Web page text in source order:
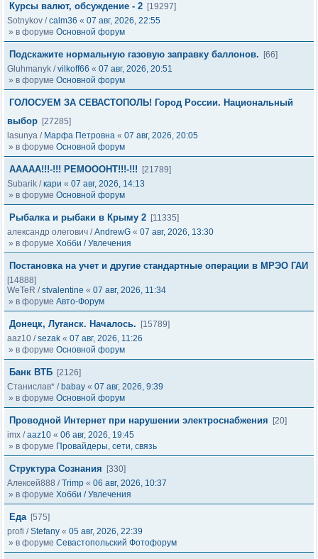
Курсы валют, обсуждение - 2 [19297]
Sotnykov /calm36 « 07 авг, 2026, 22:55
» в форуме Основной форум
Подскажите нормальную газовую заправку баллонов.
[66]
Gluhmanyk /vilkoff66 « 07 авг, 2026, 20:51
» в форуме Основной форум
ГОЛОСУЕМ ЗА СЕВАСТОПОЛЬ! Город России. Национальный
выбор [27285]
lasunya / Марфа Петровна « 07 авг, 2026, 20:05
» в форуме Основной форум
ААААА!!!-!!! РЕМОООНТ!!!-!!!
[21789]
Subarik /кари « 07 авг, 2026, 14:13
» в форуме Основной форум
Рыбалка и рыбаки в Крыму 2 [11335]
александр олегович /AndrewG « 07 авг, 2026, 13:30
» в форуме Хобби / Увлечения
Постановка на учет и другие стандартные операции в МРЭО ГАИ
[14888]
WeTeR /stvalentine « 07 авг, 2026, 11:34
» в форуме Авто-Форум
Донецк, Луганск. Началось.
[15789]
aaz10 /sezak « 07 авг, 2026, 11:26
» в форуме Основной форум
Банк ВТБ [2126]
Станислав* / babay « 07 авг, 2026, 9:39
» в форуме Основной форум
Проводной Интернет при нарушении электроснабжения
[20]
imx /aaz10 « 06 авг, 2026, 19:45
» в форуме Провайдеры, сети, связь
Структура Сознания
[330]
Алексей888 /Trimp « 06 авг, 2026, 10:37
» в форуме Хобби / Увлечения
Еда [575]
profi /Stefany « 05 авг, 2026, 22:39
» в форуме Севастопольский Фотофорум